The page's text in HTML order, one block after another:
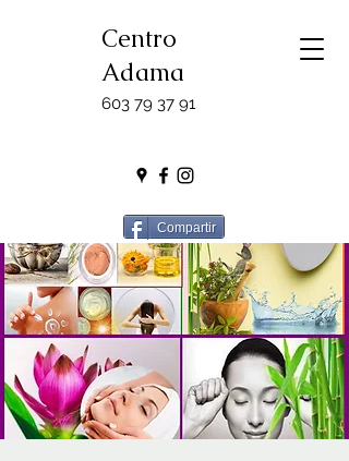
Centro
Adama
603 79 37 91
Compartir